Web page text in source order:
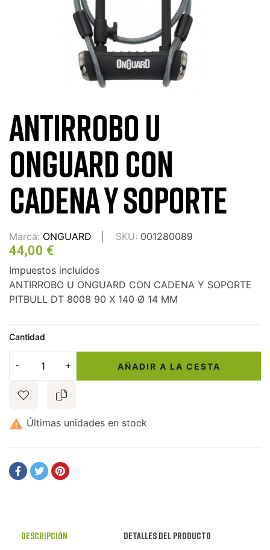
ANTIRROBO U
ONGUARD CON
CADENA Y SOPORTE
Marca: ONGUARD SKU: 001280089
44,00 €
Impuestos incluidos
ANTIRROBO U ONGUARD CON CADENA Y SOPORTE
PITBULL DT 8008 90 X 140 Ø 14 MM
Cantidad
AÑADIR A LA CESTA
 Últimas unidades en stock
Descripción Detalles del producto